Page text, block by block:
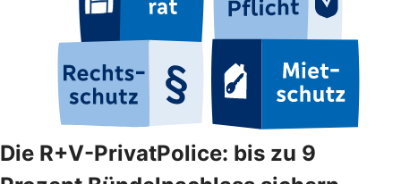
Die R+V-PrivatPolice: bis zu 9